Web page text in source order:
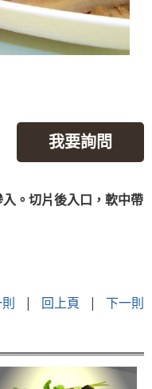
我要詢問
。切片後入口，軟中帶
| 回上頁 | 下一則